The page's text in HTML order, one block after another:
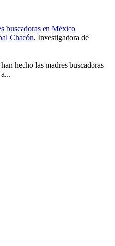
buscadoras en México
Chacón, Investigadora de
hecho las madres buscadoras